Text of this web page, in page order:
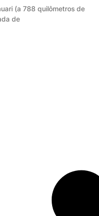
(a 788 quilômetros de
de